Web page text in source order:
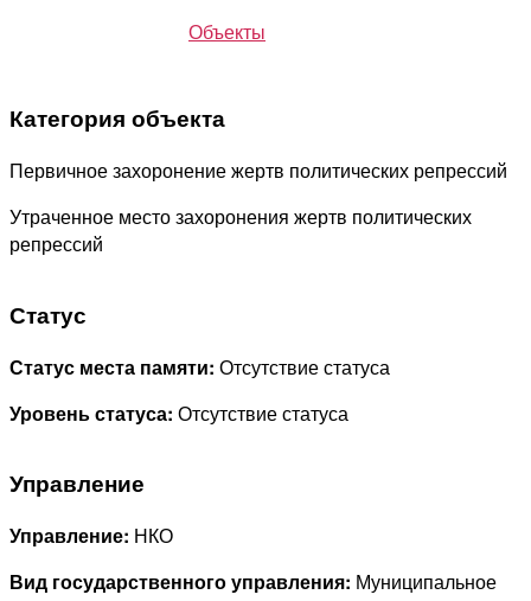
Объекты
Категория объекта
Первичное захоронение жертв политических репрессий
Утраченное место захоронения жертв политических
репрессий
Статус
Статус места памяти: Отсутствие статуса
Уровень статуса: Отсутствие статуса
Управление
Управление: НКО
Вид государственного управления: Муниципальное